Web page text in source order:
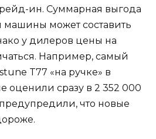
ин. Суммарная выгода
может составить
у дилеров цены на
Например, самый
T77 «на ручке» в
оценили сразу в 2 352 000
что новые